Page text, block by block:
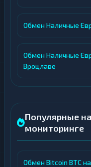
Обмен Наличные
Обмен Наличные
Вроцлаве
Популярные
мониторинге
Обмен Bitcoin BTC